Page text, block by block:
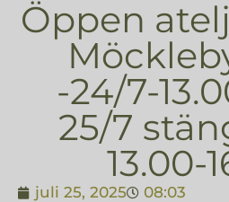
Öppen
-24/7-
25/7
13.00-
juli 25, 2025 08:03